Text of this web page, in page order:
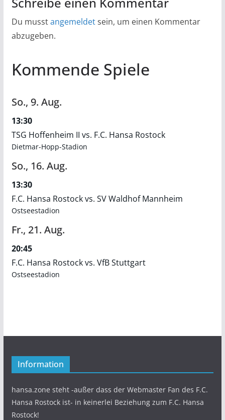
Du musstangemeldetsein, um einen Kommentar
abzugeben.
Kommende Spiele
So., 9. Aug.
13:30
TSG Hoffenheim II vs. F.C. Hansa Rostock
Dietmar-Hopp-Stadion
So., 16. Aug.
13:30
F.C. Hansa Rostock vs. SV Waldhof Mannheim
Ostseestadion
Fr., 21. Aug.
20:45
F.C. Hansa Rostock vs. VfB Stuttgart
Ostseestadion
Information
hansa.zone steht -außer dass der Webmaster Fan des F.C.
Hansa Rostock ist- in keinerlei Beziehung zum F.C. Hansa
Rostock!